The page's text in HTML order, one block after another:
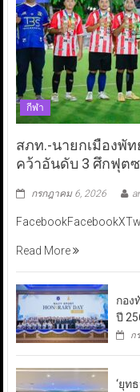
กีฬา
สภท.-นายกเมืองพั
คว้าอันดับ 3 ศึกฟุตซ
กรกฎาคม 6, 2026
Read More
กอง
ปี
ก
‘ยุท